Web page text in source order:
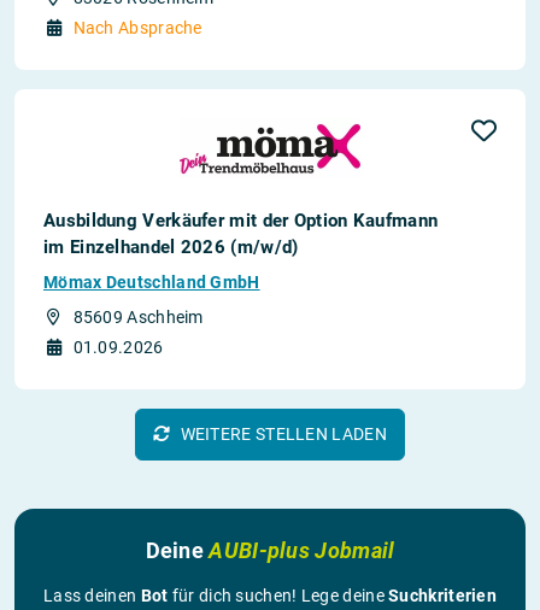
Nach Absprache
Ausbildung Verkäufer mit der Option Kaufmann
im Einzelhandel 2026 (m/w/d)
Mömax Deutschland GmbH
85609 Aschheim
01.09.2026
WEITERE STELLEN LADEN
DeineAUBI-plus Jobmail
Lass deinen Bot für dich suchen! Lege deineSuchkriterien